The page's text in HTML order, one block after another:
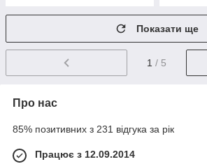
Показати ще
1 / 5
Про нас
85% позитивних з 231 відгука за рік
Працює з 12.09.2014